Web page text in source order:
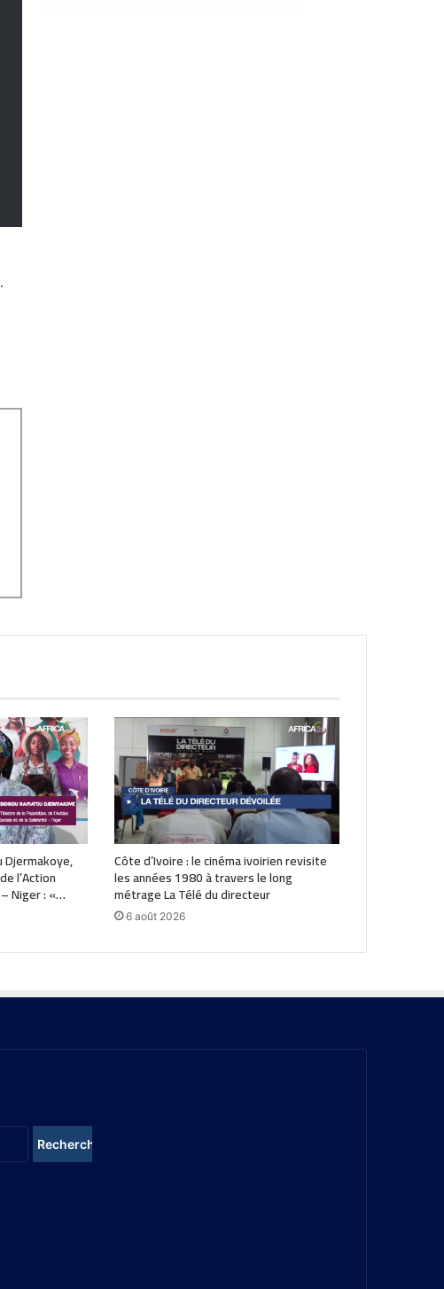
Djermakoye,
l’Action
Niger : «…
Côte d’Ivoire : le cinéma ivoirien revisite
les années 1980 à travers le long
métrage La Télé du directeur
6 août 2026